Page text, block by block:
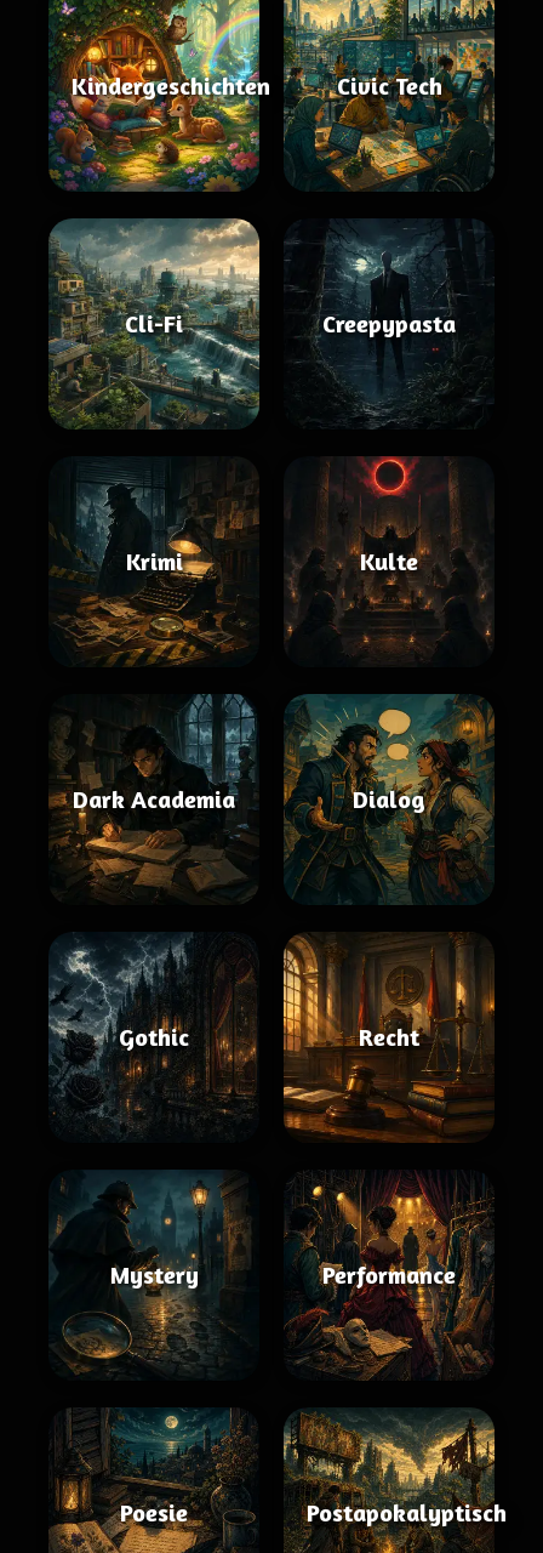
Kindergeschichten Civic Tech
Cli-Fi Creepypasta
Krimi Kulte
Dark Academia Dialog
Gothic Recht
Mystery Performance
Poesie Postapokalyptisch